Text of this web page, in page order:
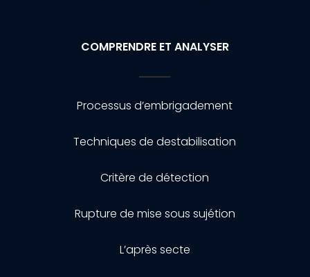
COMPRENDRE ET ANALYSER
Processus d’embrigadement
Techniques de destabilisation
Critère de détection
Rupture de mise sous sujétion
L’après secte